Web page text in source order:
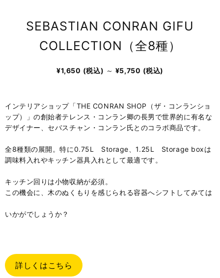
SEBASTIAN CONRAN GIFU
COLLECTION（全8種）
¥1,650 (税込) ～ ¥5,750 (税込)
インテリアショップ「THE CONRAN SHOP（ザ・コンランショ
ップ）」の創始者テレンス・コンラン卿の長男で世界的に有名な
デザイナー、セバスチャン・コンラン氏とのコラボ商品です。
全8種類の展開。特に0.75L Storage、1.25L Storage boxは
調味料入れやキッチン器具入れとして最適です。
キッチン回りは小物収納が必須。
この機会に、木のぬくもりを感じられる容器へシフトしてみては
いかがでしょうか？
詳しくはこちら